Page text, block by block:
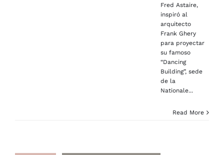
Fred Astaire,
inspiró al
arquitecto
Frank Ghery
para proyectar
su famoso
“Dancing
Building”, sede
de la
Nationale...
Read More